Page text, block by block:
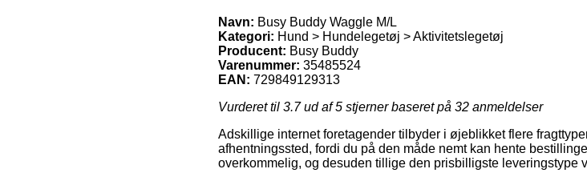
Navn: Busy Buddy Waggle M/L
Kategori: Hund > Hundelegetøj > Aktivitetslegetøj
Producent: Busy Buddy
Varenummer: 35485524
EAN: 729849129313
Vurderet til 3.7ud af 5 stjerner baseret på 32 anmeldelser
Adskillige internet foretagender tilbyder i øjeblikket flere
afhentningssted, fordi du på den måde nemt kan hente
overkommelig, og desuden tillige den prisbilligste leveringstype